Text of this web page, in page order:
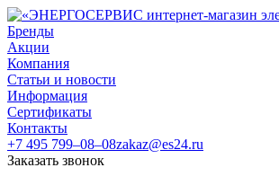
Бренды
Акции
Компания
Статьи и новости
Информация
Сертификаты
Контакты
+7 495 799–08–08zakaz@es24.ru
Заказать звонок